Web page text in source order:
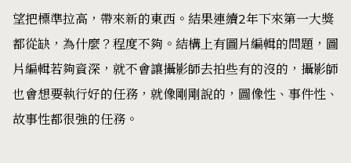
望把標準拉高，帶來新的東西。結果連續2年下來第一大獎
都從缺，為什麼？程度不夠。結構上有圖片編輯的問題，圖
片編輯若夠資深，就不會讓攝影師去拍些有的沒的，攝影師
也會想要執行好的任務，就像剛剛說的，圖像性、事件性、
故事性都很強的任務。